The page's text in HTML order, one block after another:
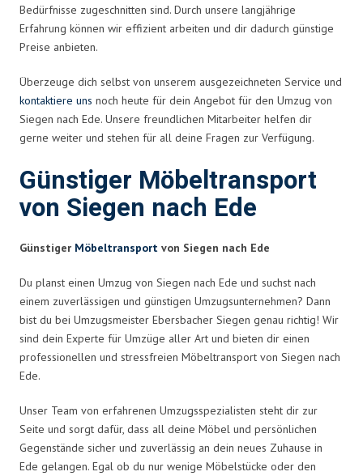
Bedürfnisse zugeschnitten sind. Durch unsere langjährige
Erfahrung können wir effizient arbeiten und dir dadurch günstige
Preise anbieten.
Überzeuge dich selbst von unserem ausgezeichneten Service und
kontaktiere uns noch heute für dein Angebot für den Umzug von
Siegen nach Ede. Unsere freundlichen Mitarbeiter helfen dir
gerne weiter und stehen für all deine Fragen zur Verfügung.
Günstiger Möbeltransport
von Siegen nach Ede
Günstiger Möbeltransport von Siegen nach Ede
Du planst einen Umzug von Siegen nach Ede und suchst nach
einem zuverlässigen und günstigen Umzugsunternehmen? Dann
bist du bei Umzugsmeister Ebersbacher Siegen genau richtig! Wir
sind dein Experte für Umzüge aller Art und bieten dir einen
professionellen und stressfreien Möbeltransport von Siegen nach
Ede.
Unser Team von erfahrenen Umzugsspezialisten steht dir zur
Seite und sorgt dafür, dass all deine Möbel und persönlichen
Gegenstände sicher und zuverlässig an dein neues Zuhause in
Ede gelangen. Egal ob du nur wenige Möbelstücke oder den